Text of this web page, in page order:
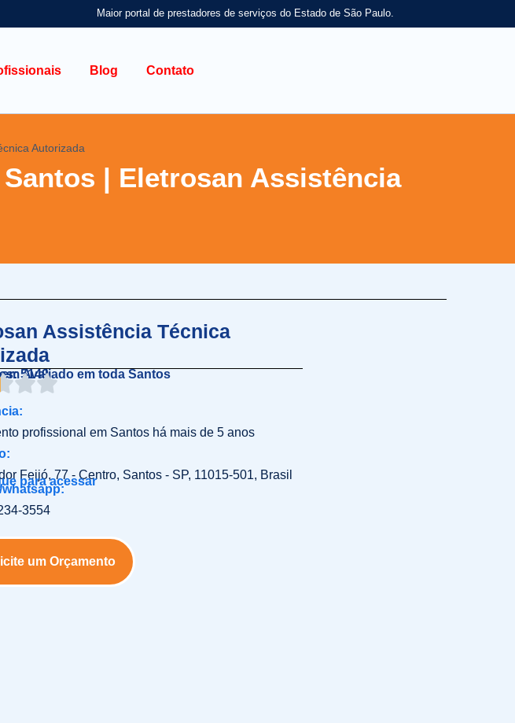
Maior portal de prestadores de serviços do Estado de São Paulo.
Blog Contato
Autorizada
| Eletrosan Assistência
Assistência Técnica
Avaliado em toda Santos
5149
profissional em Santos há mais de 5 anos
Feijó, 77 - Centro, Santos - SP, 11015-501, Brasil
para acessar
whatsapp:
3554
um Orçamento